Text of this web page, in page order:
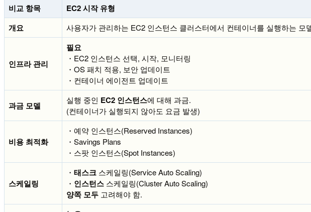
비교 항목 EC2 시작 유형
개요
사용자가 관리하는 EC2 인스턴스 클러스터에서 컨테이너를 실행하는 모
인프라 관리
필요
・EC2 인스턴스 선택, 시작, 모니터링
・OS 패치 적용, 보안 업데이트
・컨테이너 에이전트 업데이트
과금 모델
실행 중인 EC2 인스턴스에 대해 과금.
(컨테이너가 실행되지 않아도 요금 발생)
비용 최적화
・예약 인스턴스(Reserved Instances)
・Savings Plans
・스팟 인스턴스(Spot Instances)
스케일링
・ 태스크 스케일링(Service Auto Scaling)
・ 인스턴스 스케일링(Cluster Auto Scaling)
양쪽 모두 고려해야 함.